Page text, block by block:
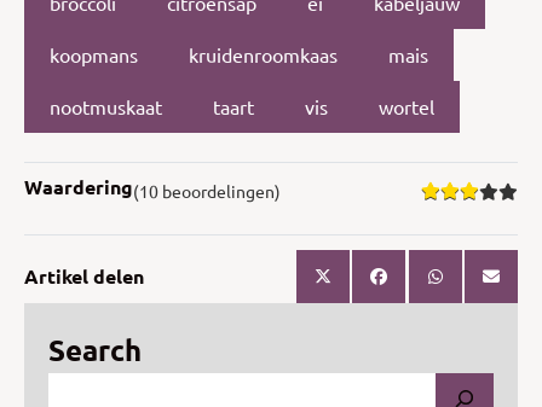
koopmans kruidenroomkaas mais
nootmuskaat taart vis wortel
Waardering(10 beoordelingen)
Artikel delen
Search